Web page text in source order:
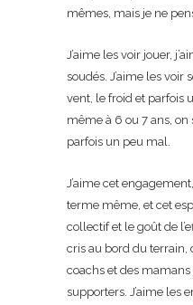
mêmes, mais je ne
J’aime les voir jouer,
soudés. J’aime les
vent, le froid et parfois
même à 6 ou 7 ans, on
parfois un peu mal.
J’aime cet
terme même, et cet
collectif et le goût de
cris au bord du terrain,
coachs et des
supporters. J’aime les